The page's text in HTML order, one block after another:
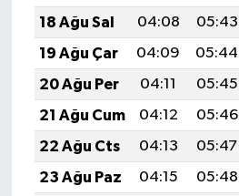
18 Ağu Sal
04:08 05:43
19 Ağu Çar
04:09 05:44
20 Ağu Per
04:11 05:45
21 Ağu Cum
04:12 05:46
22 Ağu Cts
04:13 05:47
23 Ağu Paz
04:15 05:48